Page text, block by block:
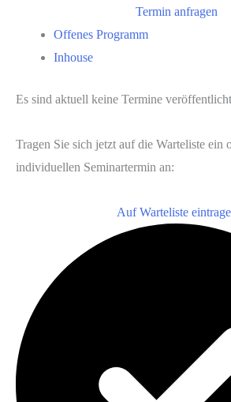
Termin anfragen
Offenes Programm
Inhouse
Es sind aktuell keine Termine
Tragen Sie sich jetzt auf die Warteliste ein
individuellen Seminartermin an:
Auf Warteliste